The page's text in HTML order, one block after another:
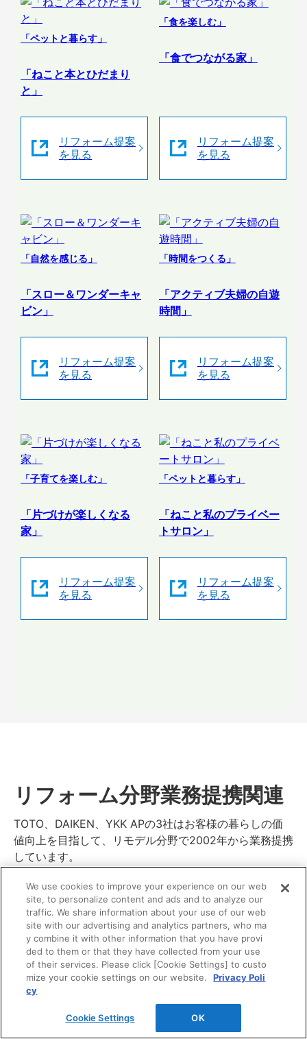
「ペットと暮らす」
「ねこと本とひだまり
と」
リフォーム提案
を見る
「食を楽しむ」
「食でつながる家」
リフォーム提案
を見る
「自然を感じる」
「スロー＆ワンダーキャ
ビン」
リフォーム提案
を見る
「時間をつくる」
「アクティブ夫婦の自遊
時間」
リフォーム提案
を見る
「子育てを楽しむ」
「片づけが楽しくなる
家」
リフォーム提案
を見る
「ペットと暮らす」
「ねこと私のプライベー
トサロン」
リフォーム提案
を見る
リフォーム分野業務提携関連
TOTO、DAIKEN、YKK APの3社はお客様の暮らしの価
値向上を目指して、リモデル分野で2002年から業務提携
しています。
We use cookies to improve your experience on our web
site, to personalize content and ads and to analyze our
traffic. We share information about your use of our web
site with our advertising and analytics partners, who ma
y combine it with other information that you have provi
ded to them or that they have collected from your use
of their services. Please click [Cookie Settings] to custo
mize your cookie settings on our website.
Privacy Poli
cy
Cookie Settings OK